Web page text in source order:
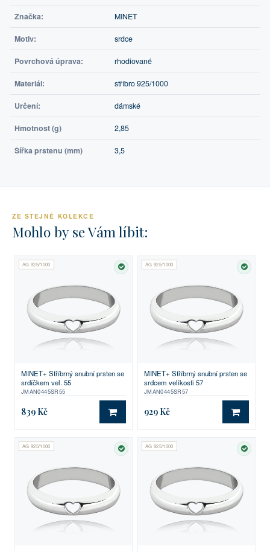
Značka: MINET
Motiv: srdce
Povrchová úprava: rhodiované
Materiál: stříbro 925/1000
Určení: dámské
Hmotnost (g) 2,85
Šířka prstenu (mm) 3,5
ZE STEJNÉ KOLEKCE
Mohlo by se Vám líbit:
AG 925/1000
SKLADEM
MINET+ Stříbrný snubní prsten se
srdíčkem vel. 55
JMAN0445SR55
839 Kč DO KOŠÍKU
AG 925/1000
MINET+ Stříbrný snubní prsten se
srdcem velikosti 57
JMAN0445SR57
929 Kč DO
AG 925/1000
SKLADEM
AG 925/1000